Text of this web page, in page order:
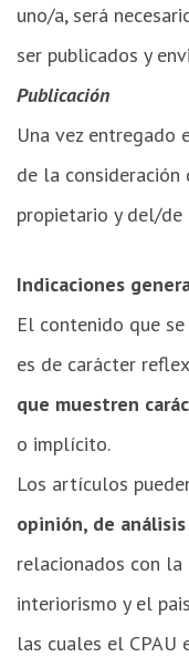
uno/a, será
ser publicados y
Publicación
Una vez entregado
de la
propietario y del/de
Indicaciones
El contenido que
es de carácter
que muestren
o implícito.
Los artículos
opinión, de
relacionados con
interiorismo y el
las cuales el CPAU